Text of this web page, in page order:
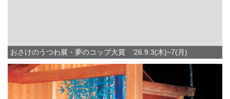
おさけのうつわ展・夢のコップ大賞 ’26.9.3(木)~7(月)